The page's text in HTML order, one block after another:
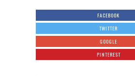
FACEBOOK
TWITTER
GOOGLE
PINTEREST